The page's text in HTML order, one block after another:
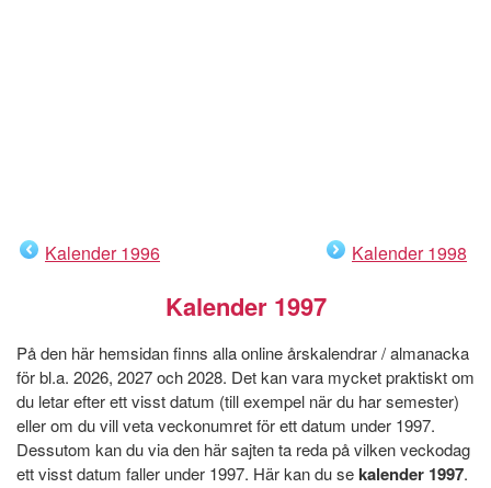
Kalender 1996 Kalender 1998
Kalender 1997
På den här hemsidan finns alla online årskalendrar / almanacka
för bl.a. 2026, 2027 och 2028. Det kan vara mycket praktiskt om
du letar efter ett visst datum (till exempel när du har semester)
eller om du vill veta veckonumret för ett datum under 1997.
Dessutom kan du via den här sajten ta reda på vilken veckodag
ett visst datum faller under 1997. Här kan du sekalender 1997.